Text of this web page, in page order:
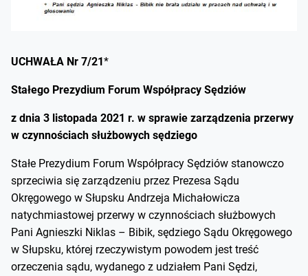
UCHWAŁA Nr 7/21*
Stałego Prezydium Forum Współpracy Sędziów
z dnia 3 listopada 2021 r. w sprawie zarządzenia przerwy
w czynnościach służbowych sędziego
Stałe Prezydium Forum Współpracy Sędziów stanowczo
sprzeciwia się zarządzeniu przez Prezesa Sądu
Okręgowego w Słupsku Andrzeja Michałowicza
natychmiastowej przerwy w czynnościach służbowych
Pani Agnieszki Niklas – Bibik, sędziego Sądu Okręgowego
w Słupsku, której rzeczywistym powodem jest treść
orzeczenia sądu, wydanego z udziałem Pani Sędzi,